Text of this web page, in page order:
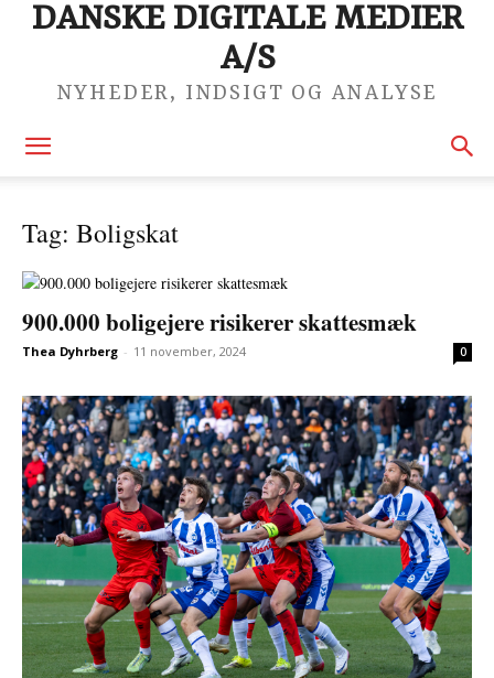
DANSKE DIGITALE MEDIER
A/S
NYHEDER, INDSIGT OG ANALYSE
Tag: Boligskat
900.000 boligejere risikerer skattesmæk
Thea Dyhrberg - 11 november, 2024 0